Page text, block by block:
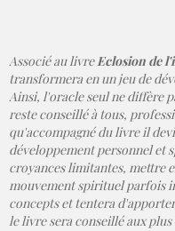
Associé au livreEclosion de
transformera en un jeu de
Ainsi, l'oracle seul ne diffère
reste conseillé à tous,
qu'accompagné du livre il
développement personnel et
croyances limitantes, mettre
mouvement spirituel parfois
concepts et tentera
le livre sera conseillé aux plus